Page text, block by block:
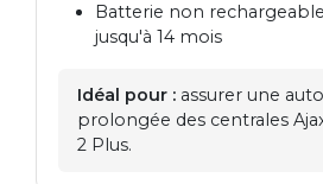
Batterie non
jusqu'à 14 mois
Idéal pour : assurer une
prolongée des centrales
2 Plus.